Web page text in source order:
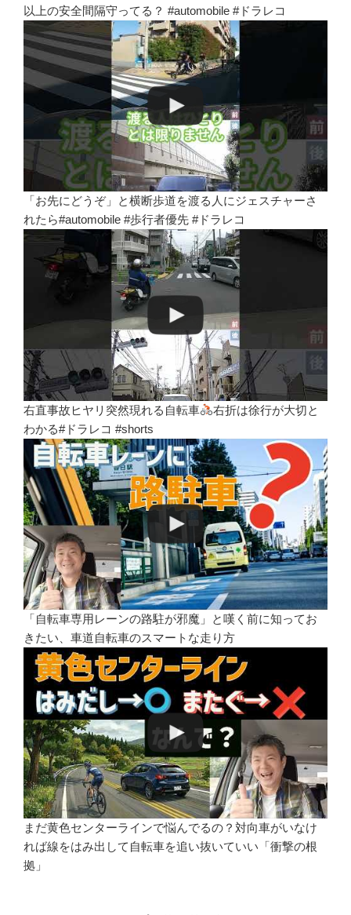
以上の安全間隔守ってる？ #automobile #ドラレコ
「お先にどうぞ」と横断歩道を渡る人にジェスチャーさ
れたら#automobile #歩行者優先 #ドラレコ
右直事故ヒヤリ突然現れる自転車
右折は徐行が大切と
わかる#ドラレコ #shorts
「自転車専用レーンの路駐が邪魔」と嘆く前に知ってお
きたい、車道自転車のスマートな走り方
まだ黄色センターラインで悩んでるの？対向車がいなけ
れば線をはみ出して自転車を追い抜いていい「衝撃の根
拠」